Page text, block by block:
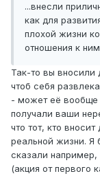
...внесли
как для
плохой жизни
отношения к ним
Так-то вы вносили
чтоб себя
- может её вообще
получали ваши
что тот, кто
реальной жизни. Я
сказали
(акция от первого